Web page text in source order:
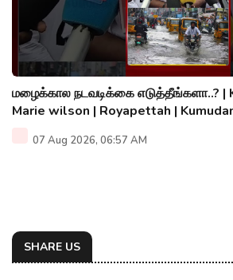
மழைக்கால நடவடிக்கை எடுத்தீங்களா..? |
Marie wilson | Royapettah |
07 Aug 2026, 06:57 AM
SHARE US